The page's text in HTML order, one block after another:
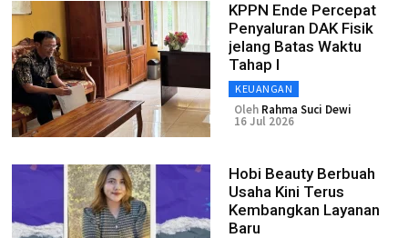
KPPN Ende Percepat
Penyaluran DAK Fisik
jelang Batas Waktu
Tahap I
KEUANGAN
Oleh Rahma Suci Dewi
16 Jul 2026
Hobi Beauty Berbuah
Usaha Kini Terus
Kembangkan Layanan
Baru